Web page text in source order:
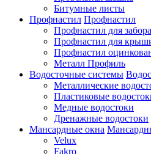
Битумные листы
Профнастил Профнастил
Профнастил для забора
Профнастил для
Профнастил
Металл Профиль
Водосточные системы
Металлические
Пластиковые
Медные водостоки
Дренажные водостоки
Мансардные окна
Velux
Fakro